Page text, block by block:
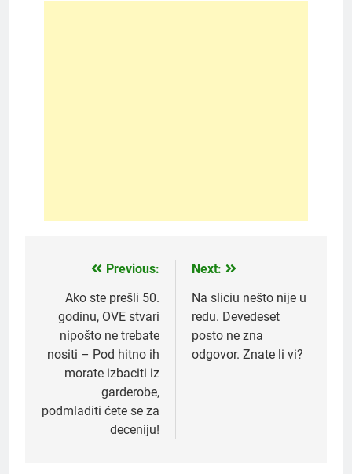
navigation
Previous:
Ako ste prešli 50.
godinu, OVE stvari
nipošto ne trebate
nositi – Pod hitno ih
morate izbaciti iz
garderobe,
podmladiti ćete se za
deceniju!
Next:
Na sliciu nešto nije u
redu. Devedeset
posto ne zna
odgovor. Znate li vi?